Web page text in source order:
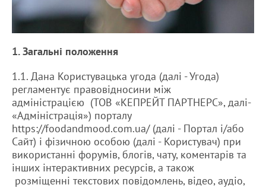
1. Загальні положення
1.1. Дана Користувацька угода (далі - Угода)
регламентує правовідносини між
адміністрацією (ТОВ «КЕПРЕЙТ ПАРТНЕРС», далі-
«Адміністрація») порталу
https://foodandmood.com.ua/ (далі - Портал і/або
Сайт) і фізичною особою (далі - Користувач) при
використанні форумів, блогів, чату, коментарів та
інших інтерактивних ресурсів, а також
розміщенні текстових повідомлень, відео, аудіо,